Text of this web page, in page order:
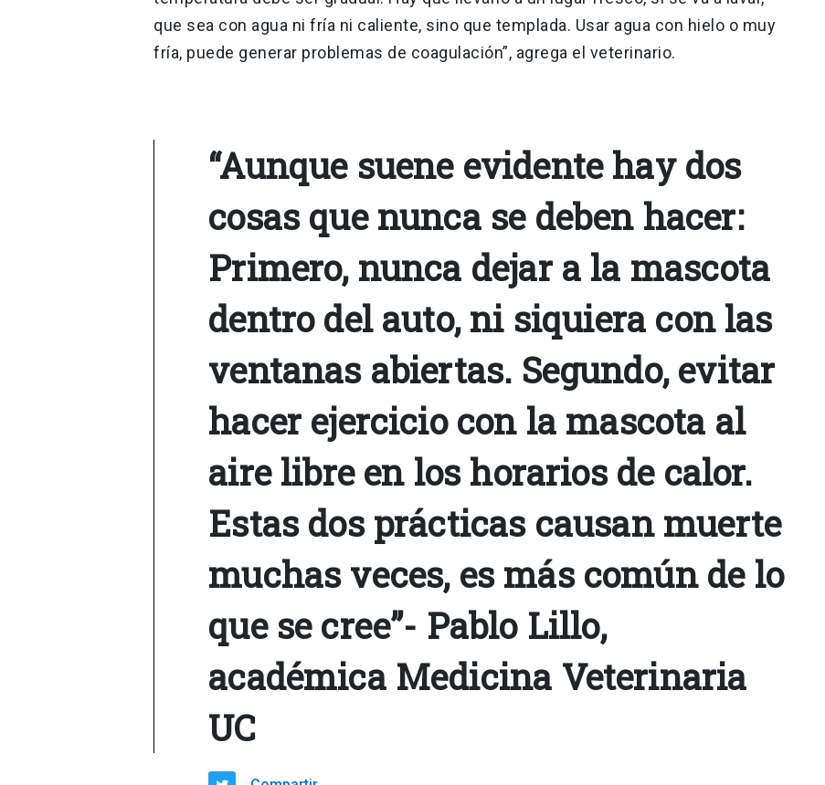
que sea con agua ni fría ni caliente, sino que templada. Usar agua con hielo o muy
fría, puede generar problemas de coagulación”, agrega el veterinario.
“Aunque suene evidente hay dos
cosas que nunca se deben hacer:
Primero, nunca dejar a la mascota
dentro del auto, ni siquiera con las
ventanas abiertas. Segundo, evitar
hacer ejercicio con la mascota al
aire libre en los horarios de calor.
Estas dos prácticas causan muerte
muchas veces, es más común de lo
que se cree”- Pablo Lillo,
académica Medicina Veterinaria
UC